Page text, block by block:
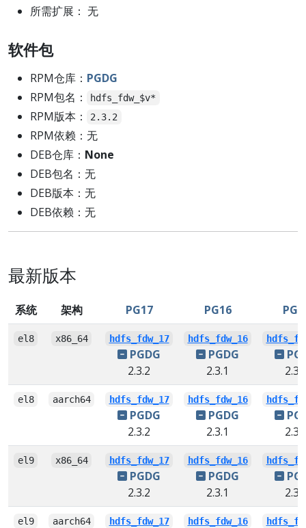
所需扩展： 无
软件包
RPM仓库： PGDG
RPM包名：
hdfs_fdw_$v*
RPM版本： 2.3.2
RPM依赖：无
DEB仓库： None
DEB包名：无
DEB版本：无
DEB依赖：无
最新版本
系统 架构 PG17 PG16
el8 x86_64 hdfs_fdw_17
PGDG
2.3.2
hdfs_fdw_16
PGDG
2.3.1
el8 aarch64 hdfs_fdw_17
PGDG
2.3.2
hdfs_fdw_16
PGDG
2.3.1
el9 x86_64 hdfs_fdw_17
PGDG
2.3.2
hdfs_fdw_16
PGDG
2.3.1
el9 aarch64 hdfs_fdw_17 hdfs_fdw_16